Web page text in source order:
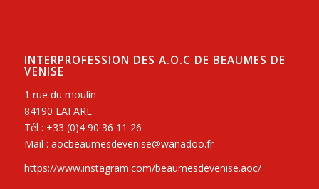
INTERPROFESSION DES A.O.C DE BEAUMES DE
VENISE
1 rue du moulin
84190 LAFARE
Tél : +33 (0)4 90 36 11 26
Mail : aocbeaumesdevenise@wanadoo.fr
https://www.instagram.com/beaumesdevenise.aoc/